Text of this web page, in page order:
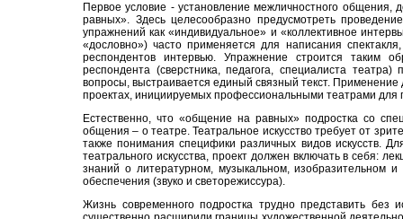
Первое условие - установление межличностного общения,
равных». Здесь целесообразно предусмотреть
упражнений как «индивидуальное» и «коллективное
«дословно») часто применяется для написания
респондентов интервью. Упражнение строится таким
респондента (сверстника, педагога, специалиста
вопросы, выстраивается единый связный текст.
проектах, инициируемых профессиональными театрами для
Естественно, что «общение на равных» подростка со
общения – о театре. Театральное искусство требует от
также понимания специфики различных видов искусств.
театрального искусства, проект должен включать в себя:
знаний о литературном, музыкальном, изобразительном и
обеспечения (звуко и светорежиссура).
Жизнь современного подростка трудно представить без